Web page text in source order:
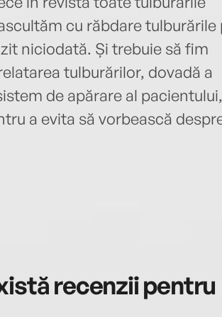
cu răbdare tulburările
niciodată. Și trebuie să fim
tulburărilor, dovadă a
de apărare al pacientului,
a evita să vorbească
recenzii pentru